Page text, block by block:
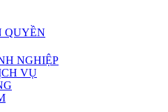
QUYỀN
NGHIỆP
VỤ